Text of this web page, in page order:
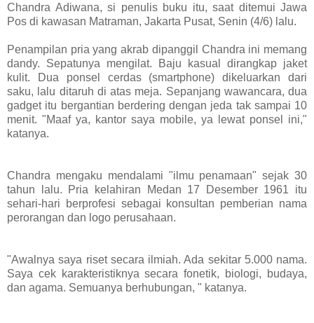
Chandra Adiwana, si penulis buku itu, saat ditemui Jawa
Pos di kawasan Matraman, Jakarta Pusat, Senin (4/6) lalu.
Penampilan pria yang akrab dipanggil Chandra ini memang
dandy. Sepatunya mengilat. Baju kasual dirangkap jaket
kulit. Dua ponsel cerdas (smartphone) dikeluarkan dari
saku, lalu ditaruh di atas meja. Sepanjang wawancara, dua
gadget itu bergantian berdering dengan jeda tak sampai 10
menit. "Maaf ya, kantor saya mobile, ya lewat ponsel ini,"
katanya.
Chandra mengaku mendalami "ilmu penamaan" sejak 30
tahun lalu. Pria kelahiran Medan 17 Desember 1961 itu
sehari-hari berprofesi sebagai konsultan pemberian nama
perorangan dan logo perusahaan.
"Awalnya saya riset secara ilmiah. Ada sekitar 5.000 nama.
Saya cek karakteristiknya secara fonetik, biologi, budaya,
dan agama. Semuanya berhubungan, " katanya.